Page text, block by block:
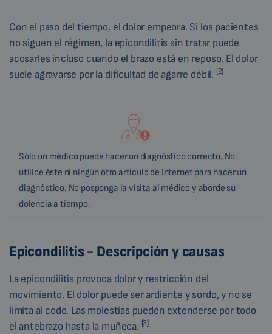
Con el paso del tiempo, el dolor empeora. Si los pacientes
no siguen el régimen, la epicondilitis sin tratar puede
acosarles incluso cuando el brazo está en reposo. El dolor
suele agravarse por la dificultad de agarre débil. [2]
Sólo un médico puede hacer un diagnóstico correcto. No
utilice éste ni ningún otro artículo de Internet para hacer un
diagnóstico. No posponga la visita al médico y aborde su
dolencia a tiempo.
Epicondilitis - Descripción y causas
La epicondilitis provoca dolor y restricción del
movimiento. El dolor puede ser ardiente y sordo, y no se
limita al codo. Las molestias pueden extenderse por todo
el antebrazo hasta la muñeca. [3]